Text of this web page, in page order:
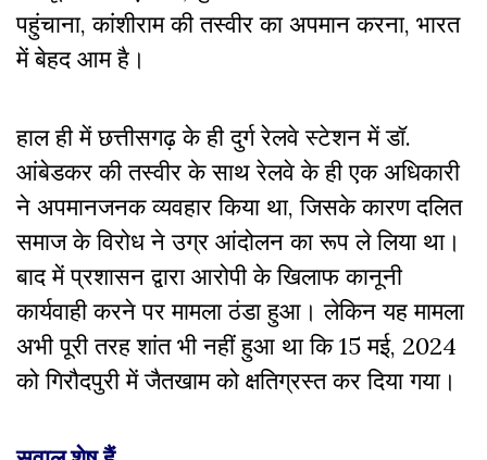
पहुंचाना, कांशीराम की तस्वीर का अपमान करना, भारत
में बेहद आम है।
हाल ही में छत्तीसगढ़ के ही दुर्ग रेलवे स्टेशन में डॉ.
आंबेडकर की तस्वीर के साथ रेलवे के ही एक अधिकारी
ने अपमानजनक व्यवहार किया था‌, जिसके कारण दलित
समाज के विरोध ने उग्र आंदोलन का रूप ले लिया था।
बाद में प्रशासन द्वारा आरोपी के खिलाफ कानूनी
कार्यवाही करने पर मामला ठंडा हुआ। लेकिन यह मामला
अभी पूरी तरह शांत भी नहीं हुआ था कि 15 मई, 2024
को गिरौदपुरी में जैतखाम को क्षतिग्रस्त कर दिया गया।